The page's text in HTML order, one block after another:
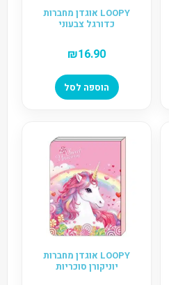
LOOPY אוגדן מחברות
כדורגל צבעוני
₪16.90
הוספה לסל
LOOPY אוגדן מחברות
יוניקורן סוכריות